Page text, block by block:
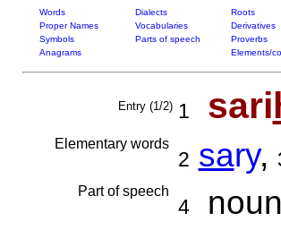
Words Dialects Roots
Proper Names
Vocabularies Derivatives
Symbols
Parts of speech Proverbs
Anagrams
Elements/
Entry (1/2) 1 sari
Elementary words
2 sary,
Part of speech
4noun